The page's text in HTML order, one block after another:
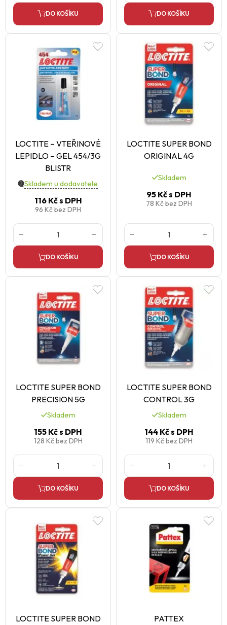
DO KOŠÍKU DO KOŠÍKU
LOCTITE – VTEŘINOVÉ
LEPIDLO – GEL 454/3G
BLISTR
Skladem u dodavatele
116 Kčs DPH
96 Kčbez DPH
DO KOŠÍKU
LOCTITE SUPER BOND
ORIGINAL 4G
Skladem
95 Kčs DPH
78 Kčbez DPH
DO KOŠÍKU
LOCTITE SUPER BOND
PRECISION 5G
Skladem
155 Kčs DPH
128 Kčbez DPH
DO KOŠÍKU
LOCTITE SUPER BOND
CONTROL 3G
Skladem
144 Kčs DPH
119 Kčbez DPH
DO KOŠÍKU
LOCTITE SUPER BOND
PATTEX